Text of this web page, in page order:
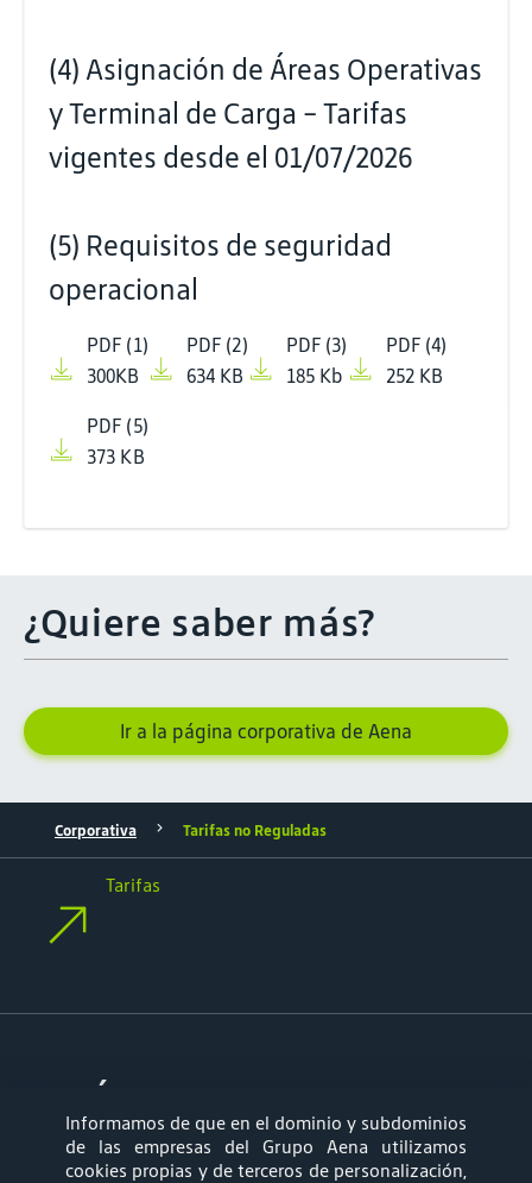
(4) Asignación de Áreas Operativas
y Terminal de Carga - Tarifas
vigentes desde el 01/07/2026
(5) Requisitos de seguridad
operacional
PDF (1)
300KB
PDF (2)
634 KB
PDF (3)
185 Kb
PDF (4)
252 KB
PDF (5)
373 KB
¿Quiere saber más?
Ir a la página corporativa de Aena
Corporativa Tarifas no Reguladas
Tarifas
síganos
Informamos de que en el dominio y subdominios
de las empresas del Grupo Aena utilizamos
cookies propias y de terceros de personalización,